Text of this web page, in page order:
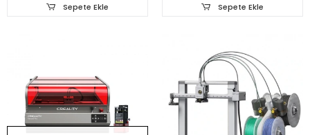
Sepete Ekle Sepete Ekle